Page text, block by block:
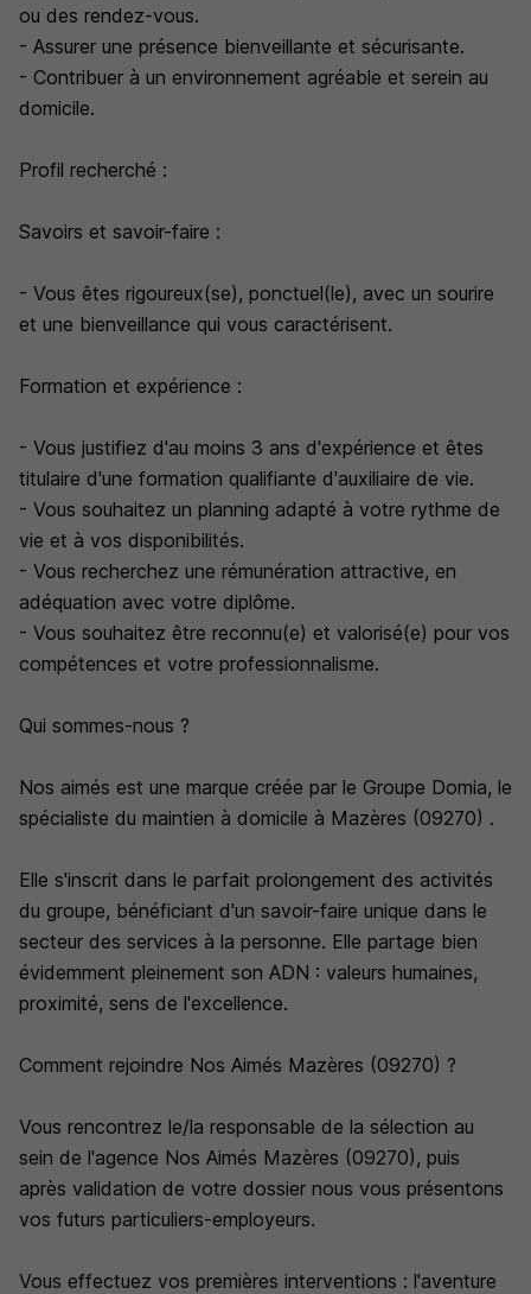
ou des rendez-vous.
- Assurer une présence bienveillante et sécurisante.
- Contribuer à un environnement agréable et serein au
domicile.
Profil recherché :
Savoirs et savoir-faire :
- Vous êtes rigoureux(se), ponctuel(le), avec un sourire
et une bienveillance qui vous caractérisent.
Formation et expérience :
- Vous justifiez d'au moins 3 ans d'expérience et êtes
titulaire d'une formation qualifiante d'auxiliaire de vie.
- Vous souhaitez un planning adapté à votre rythme de
vie et à vos disponibilités.
- Vous recherchez une rémunération attractive, en
adéquation avec votre diplôme.
- Vous souhaitez être reconnu(e) et valorisé(e) pour vos
compétences et votre professionnalisme.
Qui sommes-nous ?
Nos aimés est une marque créée par le Groupe Domia, le
spécialiste du maintien à domicile à Mazères (09270) .
Elle s'inscrit dans le parfait prolongement des activités
du groupe, bénéficiant d'un savoir-faire unique dans le
secteur des services à la personne. Elle partage bien
évidemment pleinement son ADN : valeurs humaines,
proximité, sens de l'excellence.
Comment rejoindre Nos Aimés Mazères (09270) ?
Vous rencontrez le/la responsable de la sélection au
sein de l'agence Nos Aimés Mazères (09270), puis
après validation de votre dossier nous vous présentons
vos futurs particuliers-employeurs.
Vous effectuez vos premières interventions : l'aventure